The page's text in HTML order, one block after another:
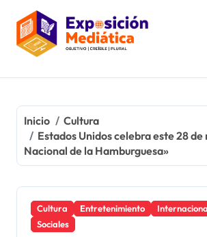
contenido
Inicio
Cultura
Estados Unidos celebra este 28 de
Nacional de la Hamburguesa»
Cultura Entretenimiento
Sociales